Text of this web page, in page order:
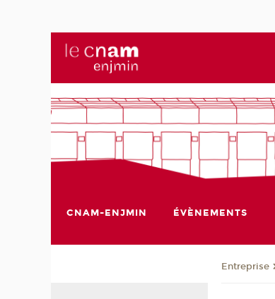
CNAM-ENJMIN ÉVÈNEMENTS
Entreprise